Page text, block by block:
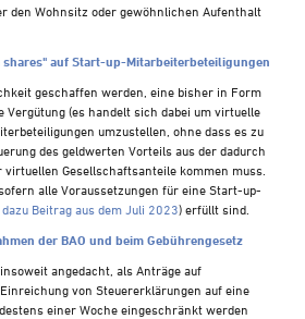
den Wohnsitz oder gewöhnlichen Aufenthalt
auf Start-up-Mitarbeiterbeteiligungen
geschaffen werden, eine bisher in Form
Vergütung (es handelt sich dabei um virtuelle
umzustellen, ohne dass es zu
des geldwerten Vorteils aus der dadurch
Gesellschaftsanteile kommen muss.
alle Voraussetzungen für eine Start-up-
Beitrag aus dem Juli 2023) erfüllt sind.
der BAO und beim Gebührengesetz
angedacht, als Anträge auf
von Steuererklärungen auf eine
einer Woche eingeschränkt werden